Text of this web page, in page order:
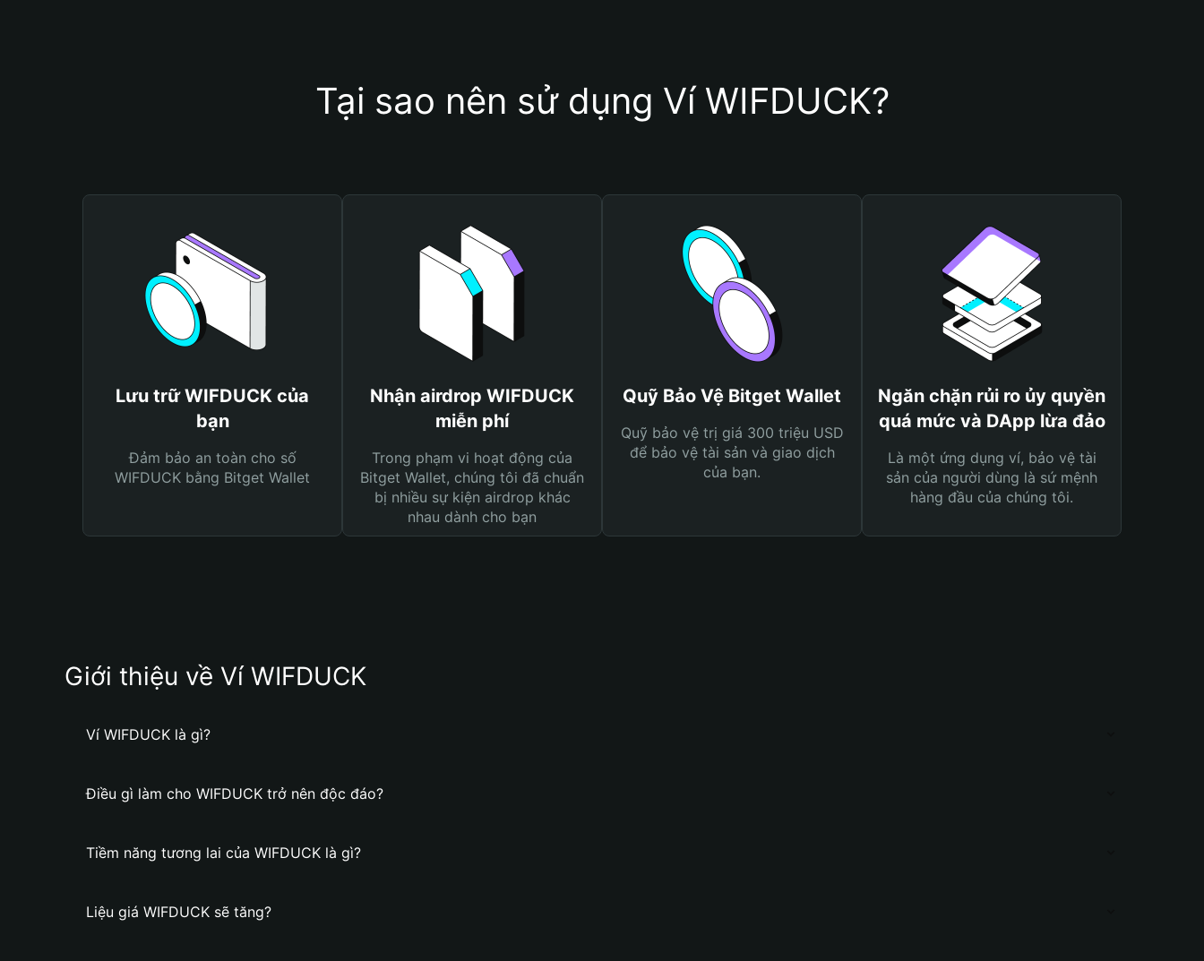
Tại sao nên sử dụng Ví WIFDUCK?
Lưu trữ WIFDUCK của
bạn
Đảm bảo an toàn cho số
WIFDUCK bằng Bitget Wallet
Nhận airdrop WIFDUCK
miễn phí
Trong phạm vi hoạt động của
Bitget Wallet, chúng tôi đã chuẩn
bị nhiều sự kiện airdrop khác
nhau dành cho bạn
Quỹ Bảo Vệ Bitget Wallet
Quỹ bảo vệ trị giá 300 triệu USD
để bảo vệ tài sản và giao dịch
của bạn.
Ngăn chặn rủi ro ủy quyền
quá mức và DApp lừa đảo
Là một ứng dụng ví, bảo vệ tài
sản của người dùng là sứ mệnh
hàng đầu của chúng tôi.
Giới thiệu về Ví WIFDUCK
Ví WIFDUCK là gì?
Điều gì làm cho WIFDUCK trở nên độc đáo?
Tiềm năng tương lai của WIFDUCK là gì?
Liệu giá WIFDUCK sẽ tăng?